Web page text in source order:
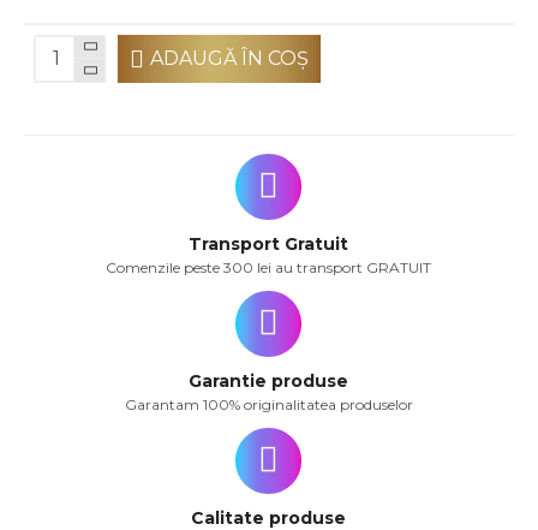
ADAUGĂ ÎN COŞ
Transport Gratuit
Comenzile peste 300 lei au transport GRATUIT
Garantie produse
Garantam 100% originalitatea produselor
Calitate produse